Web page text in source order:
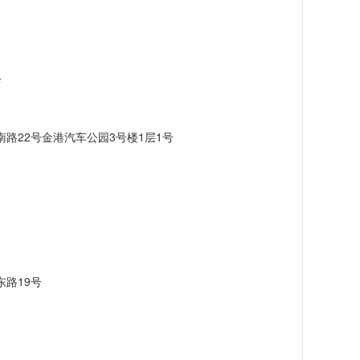
22号金港汽车公园3号楼1层1号
路19号